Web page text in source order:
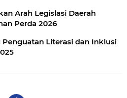
Arah Legislasi Daerah
Perda 2026
Penguatan Literasi dan Inklusi